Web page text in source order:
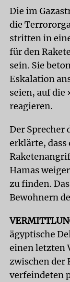
Die im
die
stritten in
für den
sein. Sie
Eskalation
seien, auf die
reagieren.
Der Sprecher
erklärte, dass
Hamas
zu finden.
Bewohnern
ägyptische
einen letzten
zwischen der
verfeindeten